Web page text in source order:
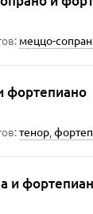
меццо-
фортепиано
тенор,
и